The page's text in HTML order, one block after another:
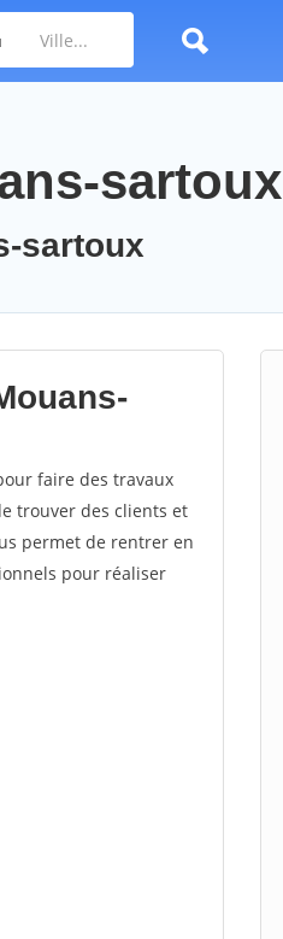
sartoux
sartoux
faire des travaux
trouver des clients et
permet de rentrer en
pour réaliser